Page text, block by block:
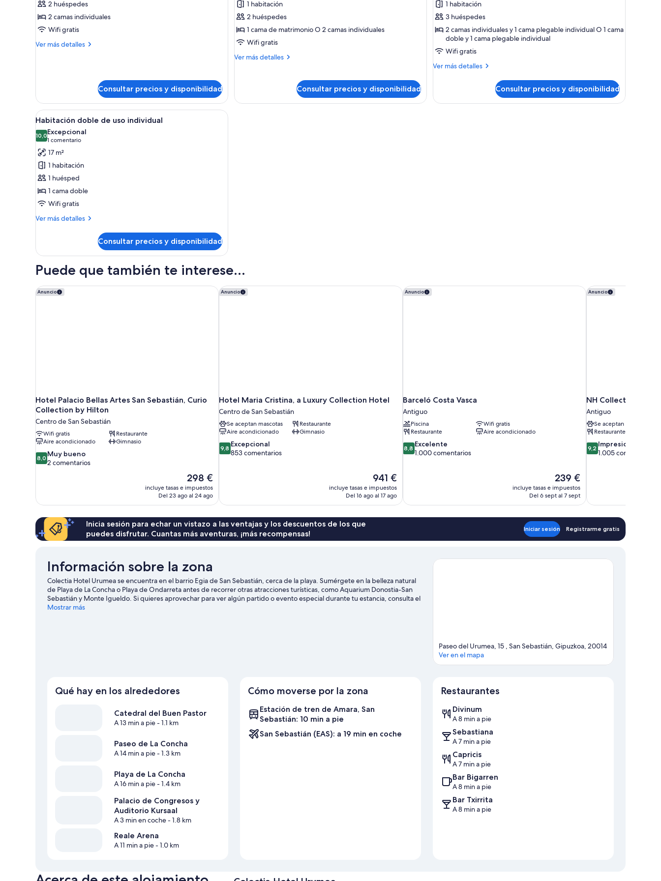
Habitación
con
2
camas
2 huéspedes
2 camas individuales
Wifi gratis
Ver más detalles
Más
camas
individuales
Consultar precios y disponibilidad
Habitación
doble
1 habitación
2 huéspedes
1 cama de matrimonio O 2 camas individuales
Wifi gratis
Ver más detalles
Más
Consultar precios y disponibilidad
Habitación
triple
1 habitación
3 huéspedes
2 camas individuales y 1 cama plegable individual O 1 cama
doble y 1 cama plegable individual
Wifi gratis
Ver más detalles
Más
triple
Consultar precios y disponibilidad
Abrir
todas
las
fotos
de
Habitación
doble
de
uso
individual
Habitación de hotel con cama, escritorio con silla, televisor y ventana con cortinas.
5
Habitación doble de uso individual
10,010,0 de 10
Excepcional
1 comentario
(1 comentario)
17 m²
1 habitación
1 huésped
1 cama doble
Wifi gratis
Ver más detalles
Más
doble
uso
Consultar precios y disponibilidad
Puede que también te interese...
Anuncio
Hotel Palacio Bellas Artes San Sebastián, Curio
Collection by Hilton
Centro de San Sebastián
Wifi gratis
Restaurante
Aire acondicionado
Gimnasio
8.0
sobre
2 comentarios
8,0 Muy bueno
2 comentarios
El
precio
actual
298 €
298 €
incluye tasas e impuestos
Del 23 ago al 24 ago
Hotel Palacio Bellas Artes San Sebastián, Curio Collection by Hilton
Anuncio
Hotel Maria Cristina, a Luxury Collection Hotel
Centro de San Sebastián
Se aceptan mascotas
Restaurante
Aire acondicionado
Gimnasio
9.8
sobre
9,8 Excepcional
853 comentarios
El
precio
actual
941 €
941 €
incluye tasas e impuestos
Del 16 ago al 17 ago
Hotel Maria Cristina, a Luxury Collection Hotel Anuncio
Barceló Costa Vasca
Antiguo
Piscina
Wifi gratis
Restaurante
Aire acondicionado
8.8
sobre
8,8 Excelente
1.000 comentarios
El
precio
actual
239 €
239 €
incluye tasas e impuestos
Del 6 sept al 7 sept
Barceló Costa Vasca Anuncio
NH Collection San
Antiguo
Se aceptan mascotas
Restaurante
9.2
sobre
9,2 Impresionante
1.005 comentarios
NH Collection San
Inicia sesión para echar un vistazo a las ventajas y los descuentos de los que
puedes disfrutar. Cuantas más aventuras, ¡más recompensas!
Iniciar sesión Registrarme gratis
Información sobre la zona
Colectia Hotel Urumea se encuentra en el barrio Egia de San Sebastián, cerca de la playa. Sumérgete en la belleza natural
de Playa de La Concha o Playa de Ondarreta antes de recorrer otras atracciones turísticas, como Aquarium Donostia-San
Sebastián y Monte Igueldo. Si quieres aprovechar para ver algún partido o evento especial durante tu estancia, consulta el
calendario de Reale Arena.
Mostrar más
Paseo del Urumea, 15 , San Sebastián, Gipuzkoa, 20014
Ver en el mapa
Qué hay en los alrededores
Catedral del Buen Pastor
A 13 min a pie- 1.1 km
Paseo de La Concha
A 14 min a pie- 1.3 km
Playa de La Concha
A 16 min a pie- 1.4 km
Palacio de Congresos y
Auditorio Kursaal
A 3 min en coche- 1.8 km
Reale Arena
A 11 min a pie- 1.0 km
Cómo moverse por la zona
Estación de tren de Amara, San
Sebastián: 10 min a pie
San Sebastián (EAS): a 19 min en coche
Restaurantes
Divinum
A 8 min a pie
Sebastiana
A 7 min a pie
Capricis
A 7 min a pie
Bar Bigarren
A 8 min a pie
Bar Txirrita
A 8 min a pie